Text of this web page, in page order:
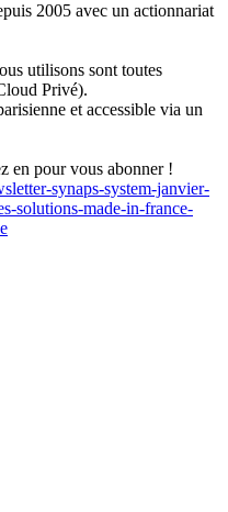
2005 avec un actionnariat
utilisons sont toutes
Privé).
et accessible via un
en pour vous abonner !
synaps-system-janvier-
solutions-made-in-france-